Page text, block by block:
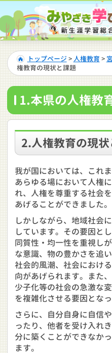
トップページ > 人権教育 >
権教育の現状と課題
1.本県の人権教
2.人権教育の現
我が国においては、これ
あらゆる場において人権
れ、人権を尊重する社会
あげることができました。
しかしながら、地域社会
しています。その要因と
同質性・均一性を重視し
な意識、物の豊かさを追
社会的風潮、社会におけ
向があげられます。また
少子化等の社会の急激な
を複雑化させる要因となっ
さらに、自分自身に自信
ったり、他者を受け入れ
分に築くことができなか
ます。